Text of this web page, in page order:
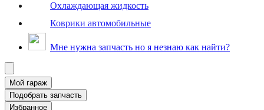
Охлаждающая жидкость
Коврики автомобильные
Мне нужна запчасть но я незнаю как найти?